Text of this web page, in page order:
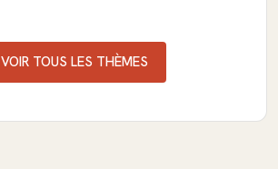
VOIR TOUS LES THÈMES